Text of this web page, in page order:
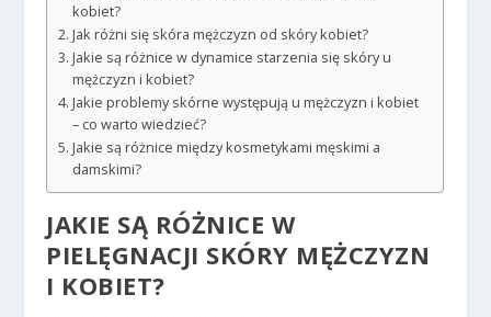
kobiet?
Jak różni się skóra mężczyzn od skóry kobiet?
Jakie są różnice w dynamice starzenia się skóry u
mężczyzn i kobiet?
Jakie problemy skórne występują u mężczyzn i kobiet
– co warto wiedzieć?
Jakie są różnice między kosmetykami męskimi a
damskimi?
JAKIE SĄ RÓŻNICE W
PIELĘGNACJI SKÓRY MĘŻCZYZN
I KOBIET?